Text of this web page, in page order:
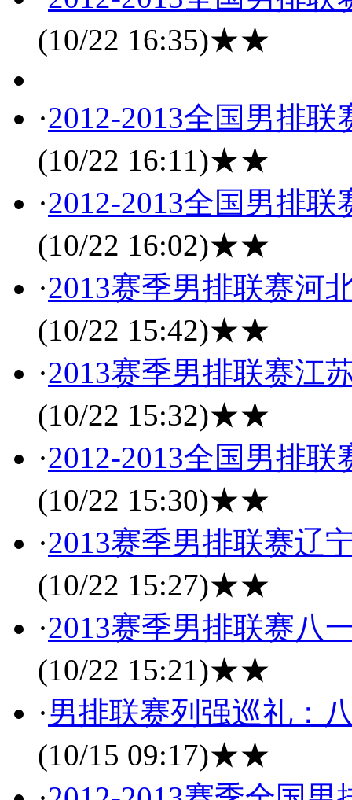
(10/22 16:35)★★
·2012-2013全国男排
(10/22 16:11)★★
·2012-2013全国男排
(10/22 16:02)★★
·2013赛季男排联赛河
(10/22 15:42)★★
·2013赛季男排联赛江
(10/22 15:32)★★
·2012-2013全国男排
(10/22 15:30)★★
·2013赛季男排联赛辽
(10/22 15:27)★★
·2013赛季男排联赛八
(10/22 15:21)★★
·男排联赛列强巡礼：
(10/15 09:17)★★